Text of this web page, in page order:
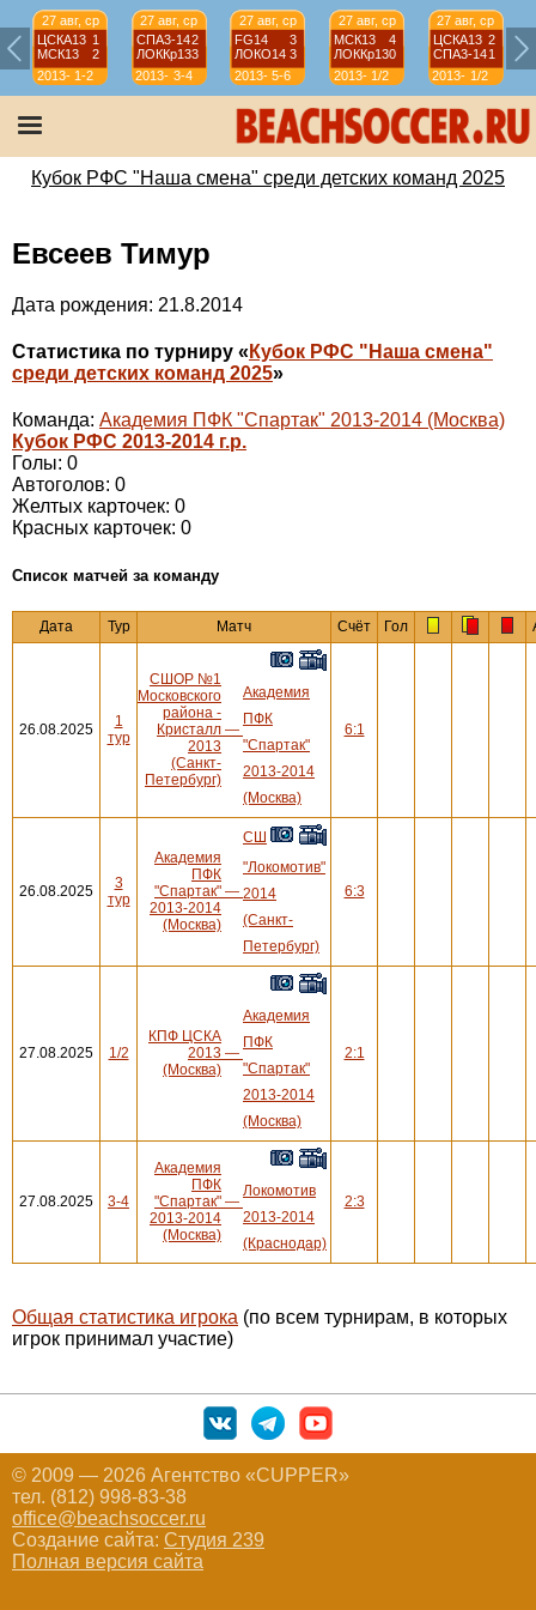
27 авг, ср
ЦСКА13 1
МСК13
2
2013-
2014
1-2
27 авг, ср
СПА3-142
ЛОККр133
2013-
2014
3-4
27 авг, ср
FG14
3
ЛОКО14 3
2013-
2014
5-6
27 авг, ср
МСК13
4
ЛОККр130
2013-
2014
1/2
27 авг, ср
ЦСКА13 2
СПА3-141
2013-
2014
1/2
Кубок РФС "Наша смена" среди детских команд 2025
Евсеев Тимур
Дата рождения: 21.8.2014
Статистика по турниру « Кубок РФС "Наша смена"
среди детских команд 2025»
Команда: Академия ПФК "Спартак" 2013-2014 (Москва)
Кубок РФС 2013-2014 г.р.
Голы: 0
Автоголов: 0
Желтых карточек: 0
Красных карточек: 0
Cписок матчей за команду
Дата Тур Матч Счёт Гол
26.08.2025
1
тур
СШОР №1
Московского
района -
Кристалл
2013
(Санкт-
Петербург)
—
Академия
ПФК
"Спартак"
2013-2014
(Москва)
6:1
26.08.2025
3
тур
Академия
ПФК
"Спартак"
2013-2014
(Москва)
—
СШ
"Локомотив"
2014
(Санкт-
Петербург)
6:3
27.08.2025 1/2
КПФ ЦСКА
2013
(Москва)
—
Академия
ПФК
"Спартак"
2013-2014
(Москва)
2:1
27.08.2025 3-4
Академия
ПФК
"Спартак"
2013-2014
(Москва)
—
Локомотив
2013-2014
(Краснодар)
2:3
Общая статистика игрока (по всем турнирам, в которых
игрок принимал участие)
© 2009 — 2026 Агентство «CUPPER»
тел. (812) 998-83-38
office@beachsoccer.ru
Создание сайта: Студия 239
Полная версия сайта